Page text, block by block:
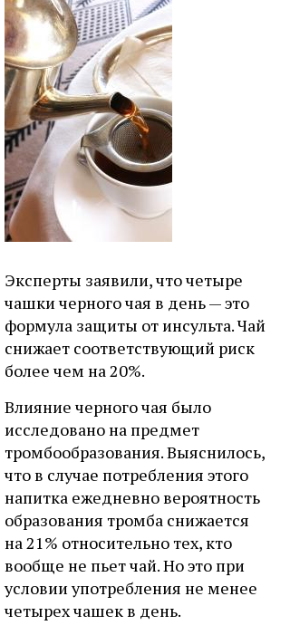
Эксперты заявили, что четыре
чашки черного чая в день — это
формула защиты от инсульта. Чай
снижает соответствующий риск
более чем на 20%.
Влияние черного чая было
исследовано на предмет
тромбообразования. Выяснилось,
что в случае потребления этого
напитка ежедневно вероятность
образования тромба снижается
на 21% относительно тех, кто
вообще не пьет чай. Но это при
условии употребления не менее
четырех чашек в день.